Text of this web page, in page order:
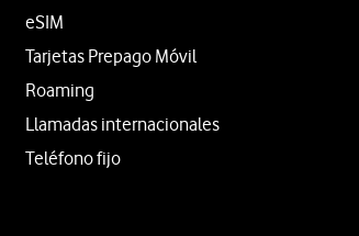
eSIM
Tarjetas Prepago Móvil
Roaming
Llamadas internacionales
Teléfono fijo